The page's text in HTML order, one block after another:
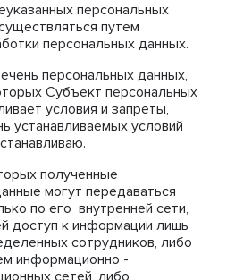
персональных
путем
персональных данных.
персональных данных,
Субъект персональных
условия и запреты,
устанавливаемых условий
полученные
могут передаваться
по его внутренней сети,
доступ к информации лишь
сотрудников, либо
информационно -
сетей, либо